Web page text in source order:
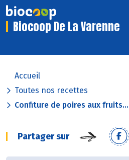
Biocoop De La Varenne
Accueil
Toutes nos recettes
Confiture de poires aux fruits...
Partager sur